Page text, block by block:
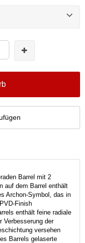
Barrel mit 2
auf dem Barrel enthält
Archon-Symbol, das in
Finish
enthält feine radiale
Verbesserung der
versehen
Barrels gelaserte